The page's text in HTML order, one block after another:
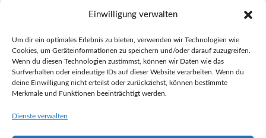
Einwilligung verwalten
Um dir ein optimales Erlebnis zu bieten, verwenden wir Technologien wie
Cookies, um Geräteinformationen zu speichern und/oder darauf zuzugreifen.
Wenn du diesen Technologien zustimmst, können wir Daten wie das
Surfverhalten oder eindeutige IDs auf dieser Website verarbeiten. Wenn du
deine Einwilligung nicht erteilst oder zurückziehst, können bestimmte
Merkmale und Funktionen beeinträchtigt werden.
Dienste verwalten
Adresse:
Universitätsstraße 77, 44789 Bochum
Telefon
0234 337772
Email:
info@alzheimer-bochum.de